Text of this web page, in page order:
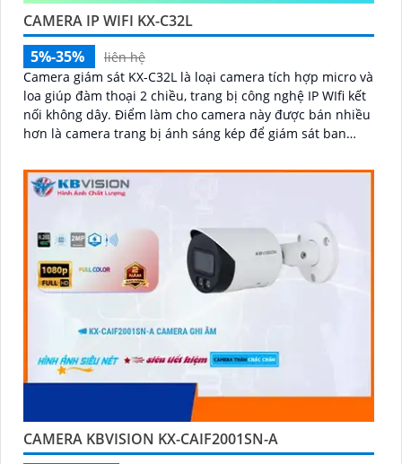
CAMERA IP WIFI KX-C32L
5%-35%
liên hệ
Camera giám sát KX-C32L là loại camera tích hợp micro và
loa giúp đàm thoại 2 chiều, trang bị công nghệ IP WIfi kết
nối không dây. Điểm làm cho camera này được bán nhiều
hơn là camera trang bị ánh sáng kép để giám sát ban
CAMERA KBVISION KX-CAIF2001SN-A